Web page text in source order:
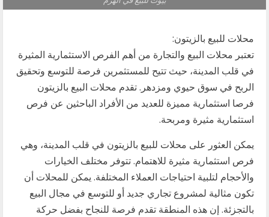
محلات للبيع بالزيتون:
تعتبر محلات البيع والتجارة من أهم الفرص الاستثمارية المثيرة
في قلب المدينة، حيث تتيح للمستثمرين فرصة للتوسع وتحقيق
الربح في سوق حيوي ومزدهر. تقدم محلات البيع بالزيتون
فرصا استثمارية مميزة للعديد من الأفراد الباحثين عن فرص
استثمارية مثيرة ومربحة.
يمكن العثور على محلات للبيع بالزيتون في قلب المدينة، وهي
فرص استثمارية مثيرة للاهتمام. تتوفر مختلف الخيارات
والأحجام لتلبية احتياجات العملاء المختلفة. يمكن للمحلات أن
تكون مثالية لمشروع تجاري جديد أو للتوسع في مجال البيع
بالتجزئة. إن هذه المنطقة تقدم فرصة للنجاح بفضل حركة